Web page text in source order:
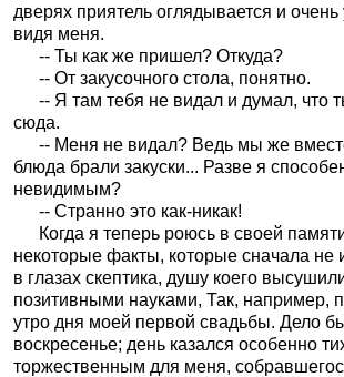
дверях приятель оглядывается и очень
видя меня.
-- Ты как же пришел? Откуда?
-- От закусочного стола, понятно.
-- Я там тебя не видал и думал, что
сюда.
-- Меня не видал? Ведь мы же
блюда брали закуски... Разве я
невидимым?
-- Странно это как-никак!
Когда я теперь роюсь в своей
некоторые факты, которые сначала не
в глазах скептика, душу коего
позитивными науками, Так, например,
утро дня моей первой свадьбы. Дело
воскресенье; день казался особенно
торжественным для меня,